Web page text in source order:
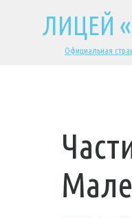
ЛИЦЕЙ
Официальная